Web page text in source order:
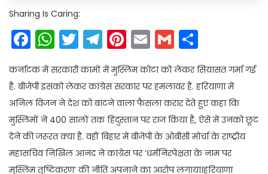
Sharing Is Caring:
Facebook
WhatsApp
Twitter
Telegram
Pinterest
EmailGmail
कर्नाटक में सरकारी कामों में मुस्लिम कोटा को लेकर सियासत गर्मा गई
है. बीजेपी इसको लेकर कांग्रेस सरकार पर हमलावर है. हरियाणा में
अनिल विजन ने देश को बांटने वाला फैसला करार देते हुए कहा कि
मुस्लिमों ने 400 सालों तक हिंदुस्तान पर राज किया है, ऐसे में उनको छूट
देने की जरूरत क्या है. वहीं बिहार में बीजेपी के ओबीसी मोर्चा के राष्ट्रीय
महासचिव निखिल आनंद ने कांग्रेस पर ‘धर्मनिरपेक्षता के नाम पर
मुस्लिम तुष्टिकरण’ की नीति अपनाने का आरोप लगाया।हरियाणा